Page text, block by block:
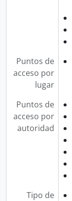
Puntos de
acceso por
lugar
Puntos de
acceso por
autoridad
Tipo de